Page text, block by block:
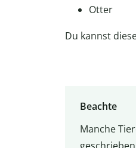
Otter
Du kannst
Beachte
Manche